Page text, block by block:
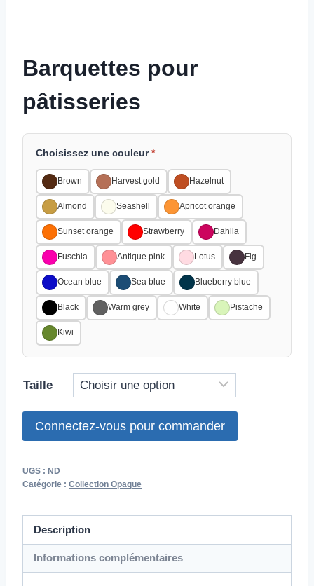
Barquettes pour
pâtisseries
Choisissez une couleur*
Brown Harvest gold Hazelnut
Almond Seashell Apricot orange
Sunset orange Strawberry Dahlia
Fuschia Antique pink Lotus Fig
Ocean blue Sea blue Blueberry blue
Black Warm grey White Pistache
Kiwi
Taille
Connectez-vous pour commander
UGS : ND
Catégorie : Collection Opaque
Description
Informations complémentaires